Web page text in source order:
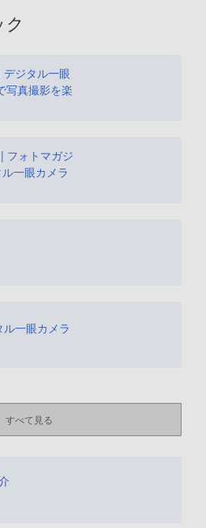
ジタル一眼
写真撮影を楽
フォトマガジ
一眼カメラ
一眼カメラ
すべて見る